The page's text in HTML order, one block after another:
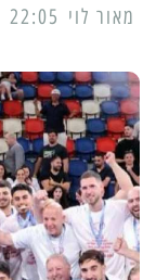
מאור לוי 22:05 | 29/03/2025